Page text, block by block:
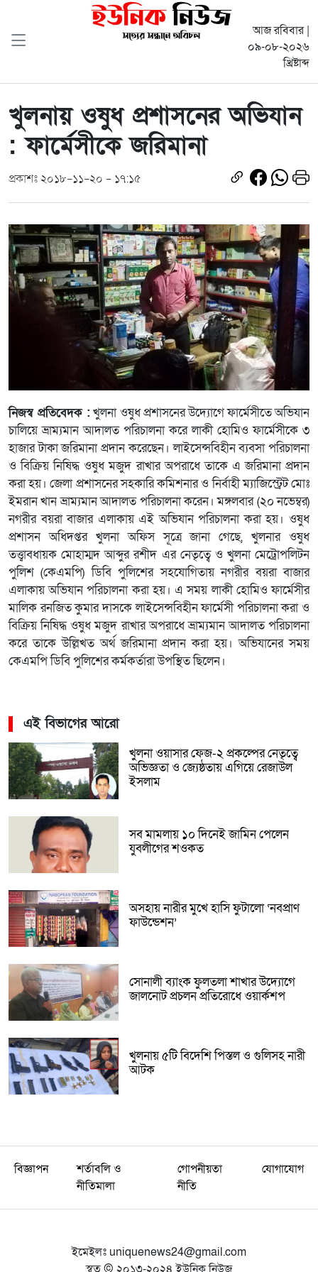
আজ রবিবার |
০৯-০৮-২০২৬
খ্রিষ্টাব্দ
খুলনায় ওষুধ প্রশাসনের অভিযান
: ফার্মেসীকে জরিমানা
প্রকাশঃ ২০১৮-১১-২০ - ১৭:১৫
নিজস্ব প্রতিবেদক : খুলনা ওষুধ প্রশাসনের উদ্যোগে ফার্মেসীতে অভিযান
চালিয়ে ভ্রাম্যমান আদালত পরিচালনা করে লাকী হোমিও ফার্মেসীকে ৩
হাজার টাকা জরিমানা প্রদান করেছেন। লাইসেন্সবিহীন ব্যবসা পরিচালনা
ও বিক্রিয় নিষিদ্ধ ওষুধ মজুদ রাখার অপরাধে তাকে এ জরিমানা প্রদান
করা হয়। জেলা প্রশাসনের সহকারি কমিশনার ও নির্বাহী ম্যাজিস্ট্রেট মোঃ
ইমরান খান ভ্রাম্যমান আদালত পরিচালনা করেন। মঙ্গলবার (২০ নভেম্বর)
নগরীর বয়রা বাজার এলাকায় এই অভিযান পরিচালনা করা হয়। ওষুধ
প্রশাসন অধিদপ্তর খুলনা অফিস সূত্রে জানা গেছে, খুলনার ওষুধ
তত্ত্বাবধায়ক মোহাম্মদ আব্দুর রশীদ এর নেতৃত্বে ও খুলনা মেট্রোপলিটন
পুলিশ (কেএমপি) ডিবি পুলিশের সহযোগিতায় নগরীর বয়রা বাজার
এলাকায় অভিযান পরিচালনা করা হয়। এ সময় লাকী হোমিও ফার্মেসীর
মালিক রনজিত কুমার দাসকে লাইসেন্সবিহীন ফার্মেসী পরিচালনা করা ও
বিক্রিয় নিষিদ্ধ ওষুধ মজুদ রাখার অপরাধে ভ্রাম্যমান আদালত পরিচালনা
করে তাকে উল্লিখত অর্থ জরিমানা প্রদান করা হয়। অভিযানের সময়
কেএমপি ডিবি পুলিশের কর্মকর্তারা উপস্থিত ছিলেন।
এই বিভাগের আরো
খুলনা ওয়াসার ফেজ-২ প্রকল্পের নেতৃত্বে
অভিজ্ঞতা ও জ্যেষ্ঠতায় এগিয়ে রেজাউল
ইসলাম
সব মামলায় ১০ দিনেই জামিন পেলেন
যুবলীগের শওকত
অসহায় নারীর মুখে হাসি ফুটালো ‘নবপ্রাণ
ফাউন্ডেশন’
সোনালী ব্যাংক ফুলতলা শাখার উদ্যোগে
জালনোট প্রচলন প্রতিরোধে ওয়ার্কশপ
খুলনায় ৫টি বিদেশি পিস্তল ও গুলিসহ নারী
আটক
বিজ্ঞাপন
শর্তাবলি ও
নীতিমালা
গোপনীয়তা
নীতি
যোগাযোগ
ইমেইলঃ uniquenews24@gmail.com